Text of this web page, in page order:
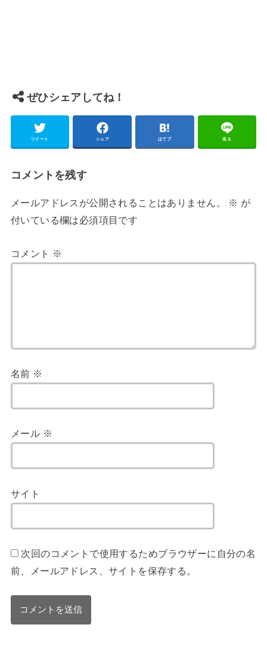
ぜひシェアしてね！
ツイート シェア はてブ 送る
コメントを残す
メールアドレスが公開されることはありません。 ※ が
付いている欄は必須項目です
コメント ※
名前 ※
メール ※
サイト
次回のコメントで使用するためブラウザーに自分の名
前、メールアドレス、サイトを保存する。